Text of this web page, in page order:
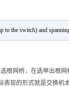
to the switch) and
网桥，在选举出根网
现的形式就是交换机